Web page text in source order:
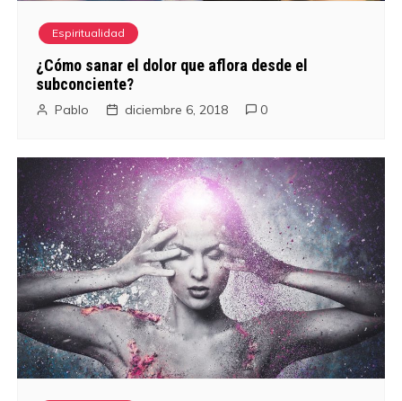
Espiritualidad
¿Cómo sanar el dolor que aflora desde el
subconciente?
Pablo diciembre 6, 2018 0